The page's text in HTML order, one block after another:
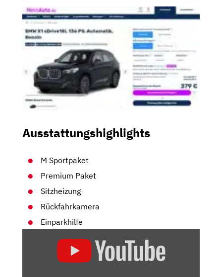
Ausstattungshighlights
M Sportpaket
Premium Paket
Sitzheizung
Rückfahrkamera
Einparkhilfe
XDRIVE25E